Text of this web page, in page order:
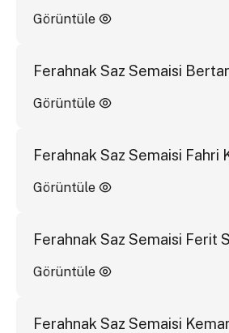
Görüntüle
Ferahnak Saz Semaisi
Görüntüle
Ferahnak Saz Semaisi Fahri
Görüntüle
Ferahnak Saz Semaisi Ferit
Görüntüle
Ferahnak Saz Semaisi